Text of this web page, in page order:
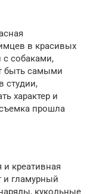
в красивых
с собаками,
быть самыми
студии,
характер и
прошла
и креативная
и гламурный
кукольные